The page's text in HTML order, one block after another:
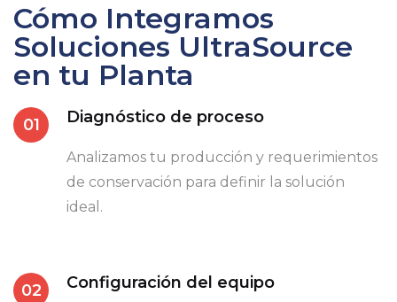
Cómo Integramos
Soluciones UltraSource
en tu Planta
01 Diagnóstico de proceso
Analizamos tu producción y requerimientos
de conservación para definir la solución
ideal.
02 Configuración del equipo